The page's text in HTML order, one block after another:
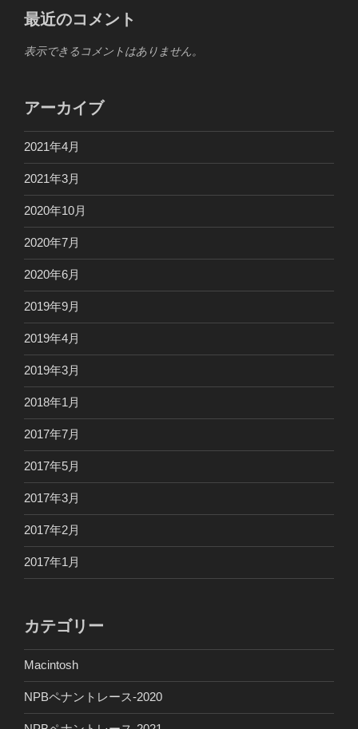
最近のコメント
表示できるコメントはありません。
アーカイブ
2021年4月
2021年3月
2020年10月
2020年7月
2020年6月
2019年9月
2019年4月
2019年3月
2018年1月
2017年7月
2017年5月
2017年3月
2017年2月
2017年1月
カテゴリー
Macintosh
NPBペナントレース-2020